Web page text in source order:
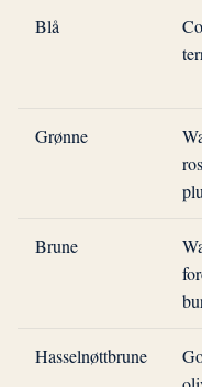
Blå
Grønne
Brune
Hasselnøttbrune